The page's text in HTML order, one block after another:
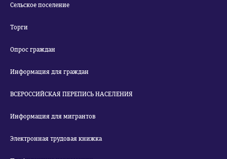
Сельское поселение
Торги
Опрос граждан
Информация для граждан
ВСЕРОССИЙСКАЯ ПЕРЕПИСЬ НАСЕЛЕНИЯ
Информация для мигрантов
Электронная трудовая книжка